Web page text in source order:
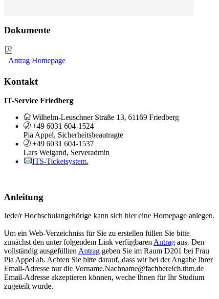
Dokumente
Antrag Homepage
Kontakt
IT-Service Friedberg
Wilhelm-Leuschner Straße 13, 61169 Friedberg
+49 6031 604-1524
Pia Appel, Sicherheitsbeautragte
+49 6031 604-1537
Lars Weigand, Serveradmin
ITS-Ticketsystem.
Anleitung
Jede/r Hochschulangehörige kann sich hier eine Homepage anlegen.
Um ein Web-Verzeichniss für Sie zu erstellen füllen Sie bitte
zunächst den unter folgendem Link verfügbarenAntrag aus. Den
vollständig ausgefülltenAntrag geben Sie im Raum D201 bei Frau
Pia Appel ab. Achten Sie bitte darauf, dass wir bei der Angabe Ihrer
Email-Adresse nur die Vorname.Nachname@fachbereich.thm.de
Email-Adresse akzeptieren können, weche Ihnen für Ihr Studium
zugeteilt wurde.